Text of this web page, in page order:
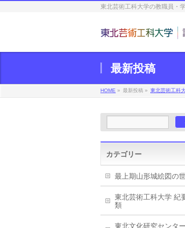
東北芸術工科大学の教職員・
最新投稿
HOME » 最新投稿 » 東北芸術工科
カテゴリー
最上期山形城絵図の
東北芸術工科大学 紀
類
東北文化研究センタ